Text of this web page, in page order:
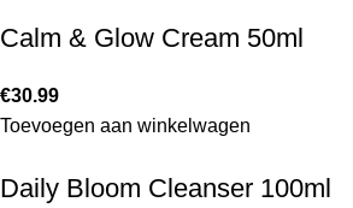
Calm & Glow Cream 50ml
€30.99
Toevoegen aan winkelwagen
Daily Bloom Cleanser 100ml